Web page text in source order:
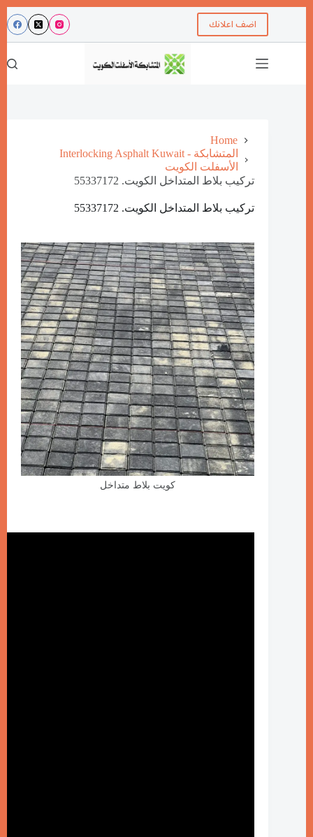
اضف اعلانك
Home
Interlocking Asphalt Kuwait - المتشابكة
الأسفلت الكويت
تركيب بلاط المتداخل الكويت. 55337172
تركيب بلاط المتداخل الكويت. 55337172
كويت بلاط متداخل